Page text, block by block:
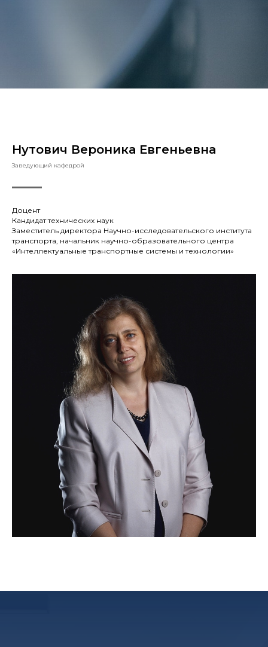
Нутович Вероника Евгеньевна
Заведующий кафедрой
Доцент
Кандидат технических наук
Заместитель директора Научно-исследовательского института
транспорта, начальник научно-образовательного центра
«Интеллектуальные транспортные системы и технологии»